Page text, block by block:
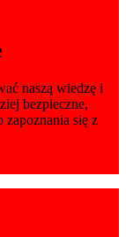
naszą wiedzę i
bezpieczne,
się z